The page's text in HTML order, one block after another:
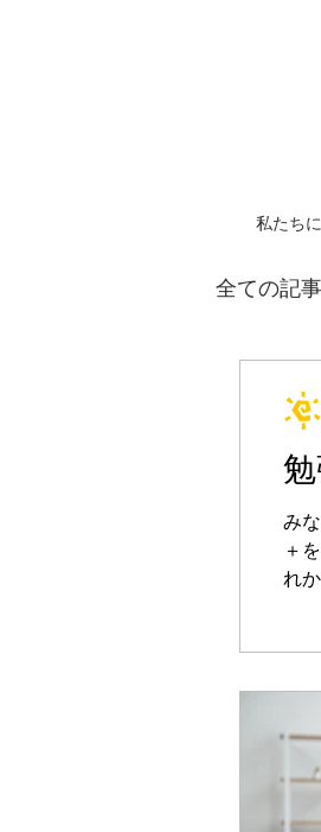
私たち
全ての記事
み
＋
れ